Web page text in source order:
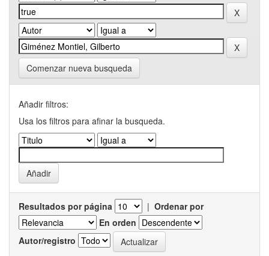
Comenzar nueva busqueda
Añadir filtros:
Usa los filtros para afinar la busqueda.
Resultados por página | Ordenar por
En orden
Autor/registro